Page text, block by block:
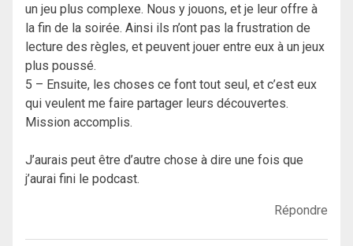
un jeu plus complexe. Nous y jouons, et je leur offre à
la fin de la soirée. Ainsi ils n’ont pas la frustration de
lecture des règles, et peuvent jouer entre eux à un jeux
plus poussé.
5 – Ensuite, les choses ce font tout seul, et c’est eux
qui veulent me faire partager leurs découvertes.
Mission accomplis.
J’aurais peut être d’autre chose à dire une fois que
j’aurai fini le podcast.
Répondre